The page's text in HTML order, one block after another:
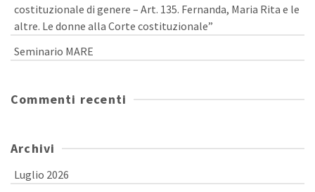
costituzionale di genere – Art. 135. Fernanda, Maria Rita e le
altre. Le donne alla Corte costituzionale”
Seminario MARE
Commenti recenti
Archivi
Luglio 2026